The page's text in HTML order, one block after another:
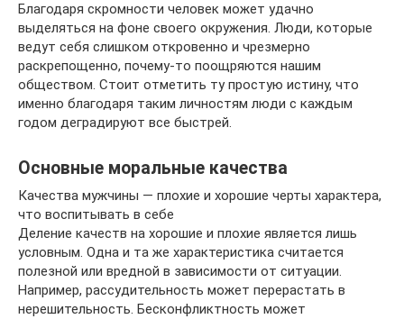
Благодаря скромности человек может удачно
выделяться на фоне своего окружения. Люди, которые
ведут себя слишком откровенно и чрезмерно
раскрепощенно, почему-то поощряются нашим
обществом. Стоит отметить ту простую истину, что
именно благодаря таким личностям люди с каждым
годом деградируют все быстрей.
Основные моральные качества
Качества мужчины — плохие и хорошие черты характера,
что воспитывать в себе
Деление качеств на хорошие и плохие является лишь
условным. Одна и та же характеристика считается
полезной или вредной в зависимости от ситуации.
Например, рассудительность может перерастать в
нерешительность. Бесконфликтность может